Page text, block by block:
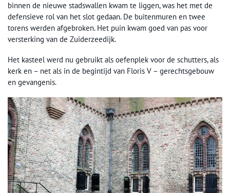
binnen de nieuwe stadswallen kwam te liggen, was het met de
defensieve rol van het slot gedaan. De buitenmuren en twee
torens werden afgebroken. Het puin kwam goed van pas voor
versterking van de Zuiderzeedijk.
Het kasteel werd nu gebruikt als oefenplek voor de schutters, als
kerk en – net als in de begintijd van Floris V – gerechtsgebouw
en gevangenis.